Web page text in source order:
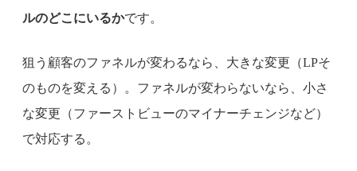
ルのどこにいるかです。
狙う顧客のファネルが変わるなら、大きな変更（LPそ
のものを変える）。ファネルが変わらないなら、小さ
な変更（ファーストビューのマイナーチェンジなど）
で対応する。